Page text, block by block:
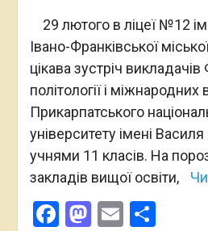
29 лютого в ліцеї №12
Івано-Франківської
цікава зустріч викладачів
політології і міжнародних
Прикарпатського
університету імені
учнями 11 класів. На
закладів вищої освіти,
Facebook
Mastodon
Email